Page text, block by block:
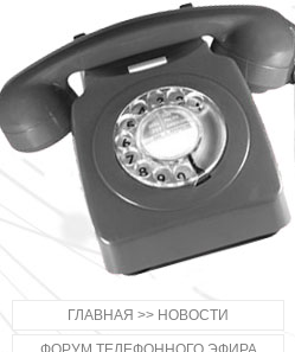
ГЛАВНАЯ >> НОВОСТИ